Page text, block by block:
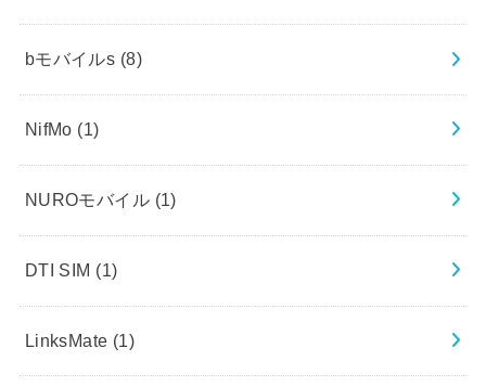
bモバイルs (8)
NifMo (1)
NUROモバイル (1)
DTI SIM (1)
LinksMate (1)